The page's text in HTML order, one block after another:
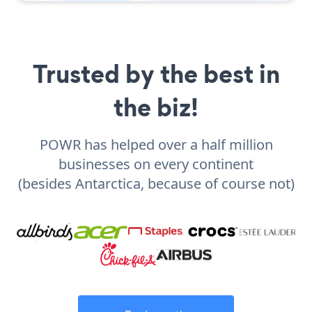
Trusted by the best in
the biz!
POWR has helped over a half million
businesses on every continent
(besides Antarctica, because of course not)